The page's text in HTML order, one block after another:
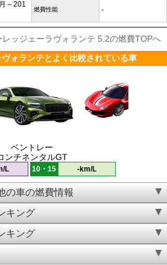
～201
燃費性能 -
ッジェーラヴォランテ 5.2の燃費TOPへ
ォランテとよく比較されている車
ベントレー
ンチネンタルGT
L 10・15 -km/L
の車の燃費情報
キング
キング